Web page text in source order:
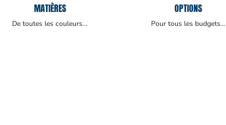
MATIÈRES
De toutes les couleurs…
OPTIONS
Pour tous les budgets…